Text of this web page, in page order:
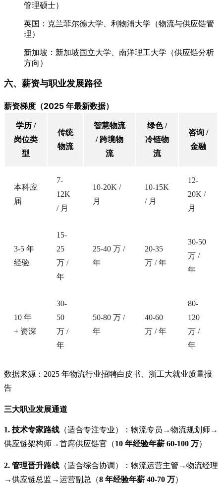
管理硕士）
英国：克兰菲尔德大学、利物浦大学（物流与供应链管
理）
新加坡：新加坡国立大学、南洋理工大学（供应链分析
方向）
六、薪资与职业发展路径
薪资梯度（2025 年最新数据）
学历 /
岗位类
型
传统
物流
智慧物流
/ 跨境物
流
绿色 /
冷链物
流
咨询 /
金融
本科应
届
7-
12K
/ 月
10-20K /
月
10-15K
/ 月
12-
20K /
月
3-5 年
经验
15-
25
万 /
年
25-40 万 /
年
20-35
万 / 年
30-50
万 /
年
10 年
+ 资深
30-
50
万 /
年
50-80 万 /
年
40-60
万 / 年
80-
120
万 /
年
数据来源：2025 年物流行业招聘白皮书、浙工大就业质量报
告
三大职业发展通道
1. 技术专家路线 （适合专注专业）：物流专员→物流规划师→
供应链架构师→首席供应链官（10 年经验年薪 60-100 万）
2. 管理晋升路线 （适合综合协调）：物流运营主管→物流经理
→供应链总监→运营副总（8 年经验年薪 40-70 万）